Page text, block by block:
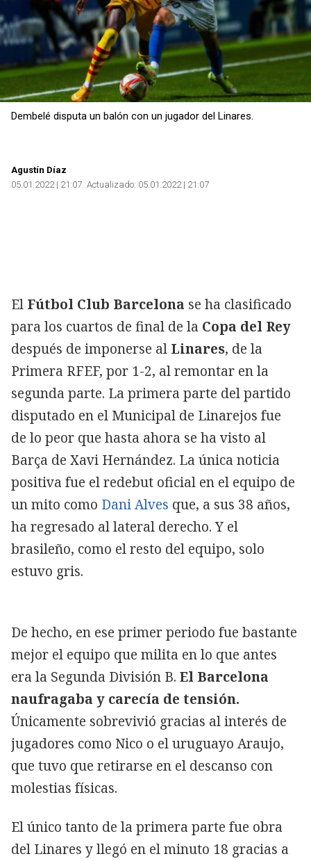
Dembelé disputa un balón con un jugador del Linares.
Agustín Díaz
05.01.2022 | 21:07 Actualizado: 05.01.2022 | 21:07
El Fútbol Club Barcelona se ha clasificado
para los cuartos de final de la Copa del Rey
después de imponerse al Linares, de la
Primera RFEF, por 1-2, al remontar en la
segunda parte. La primera parte del partido
disputado en el Municipal de Linarejos fue
de lo peor que hasta ahora se ha visto al
Barça de Xavi Hernández. La única noticia
positiva fue el redebut oficial en el equipo de
un mito como Dani Alves que, a sus 38 años,
ha regresado al lateral derecho. Y el
brasileño, como el resto del equipo, solo
estuvo gris.
De hecho, en ese primer periodo fue bastante
mejor el equipo que milita en lo que antes
era la Segunda División B. El Barcelona
naufragaba y carecía de tensión.
Únicamente sobrevivió gracias al interés de
jugadores como Nico o el uruguayo Araujo,
que tuvo que retirarse en el descanso con
molestias físicas.
El único tanto de la primera parte fue obra
del Linares y llegó en el minuto 18 gracias a